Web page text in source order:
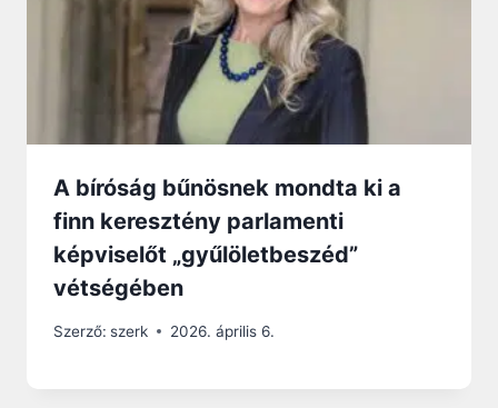
A bíróság bűnösnek mondta ki a
finn keresztény parlamenti
képviselőt „gyűlöletbeszéd”
vétségében
Szerző: szerk 2026. április 6.